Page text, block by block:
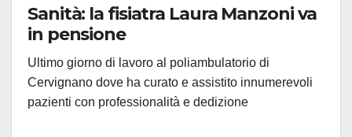
Sanità: la fisiatra Laura Manzoni va
in pensione
Ultimo giorno di lavoro al poliambulatorio di
Cervignano dove ha curato e assistito innumerevoli
pazienti con professionalità e dedizione